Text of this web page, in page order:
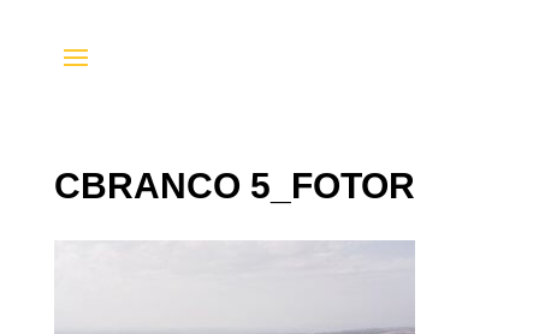
CBRANCO 5_FOTOR